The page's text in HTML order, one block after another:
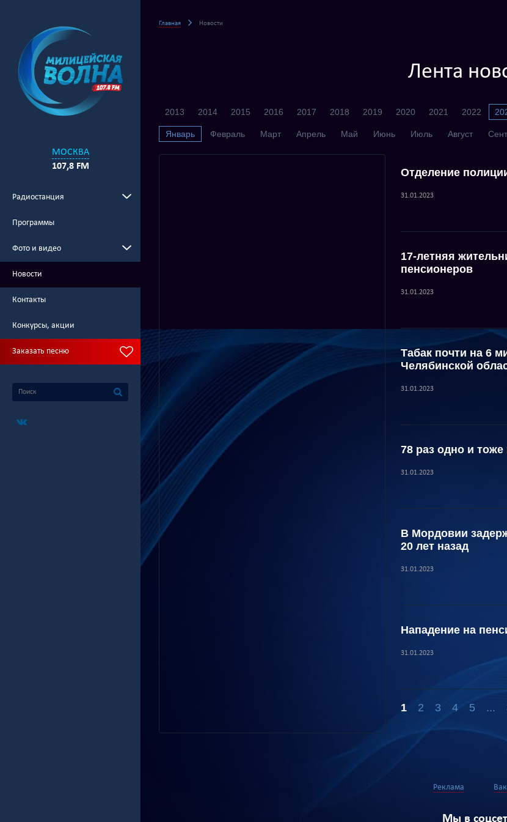
МОСКВА
107,8 FM
Радиостанция
Программы
Фото и видео
Новости
Контакты
Конкурсы, акции
Заказать песню
Главная Новости
Лента
2013 2014 2015 2016 2017 2018 2019 2020 2021 2022
Январь Февраль Март Апрель Май Июнь Июль Август
Отделение
31.01.2023
17-летняя
пенсионеров
31.01.2023
Табак почти на 6
Челябинской
31.01.2023
78 раз одно и
31.01.2023
В Мордовии
20 лет назад
31.01.2023
Нападение на
31.01.2023
1 2 3 4 5 ...
Реклама
Мы в